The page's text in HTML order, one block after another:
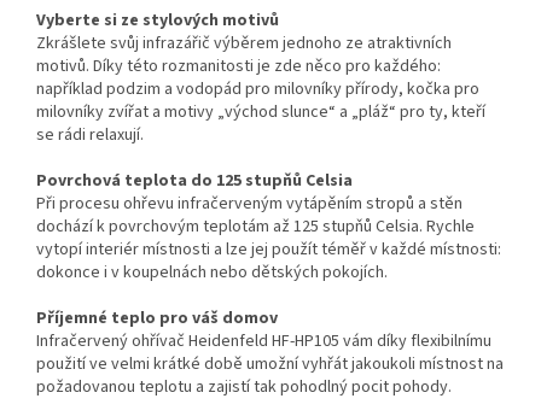
Vyberte si ze stylových motivů
Zkrášlete svůj infrazářič výběrem jednoho ze atraktivních
motivů. Díky této rozmanitosti je zde něco pro každého:
například podzim a vodopád pro milovníky přírody, kočka pro
milovníky zvířat a motivy „východ slunce“ a „pláž“ pro ty, kteří
se rádi relaxují.
Povrchová teplota do 125 stupňů Celsia
Při procesu ohřevu infračerveným vytápěním stropů a stěn
dochází k povrchovým teplotám až 125 stupňů Celsia. Rychle
vytopí interiér místnosti a lze jej použít téměř v každé místnosti:
dokonce i v koupelnách nebo dětských pokojích.
Příjemné teplo pro váš domov
Infračervený ohřívač Heidenfeld HF-HP105 vám díky flexibilnímu
použití ve velmi krátké době umožní vyhřát jakoukoli místnost na
požadovanou teplotu a zajistí tak pohodlný pocit pohody.